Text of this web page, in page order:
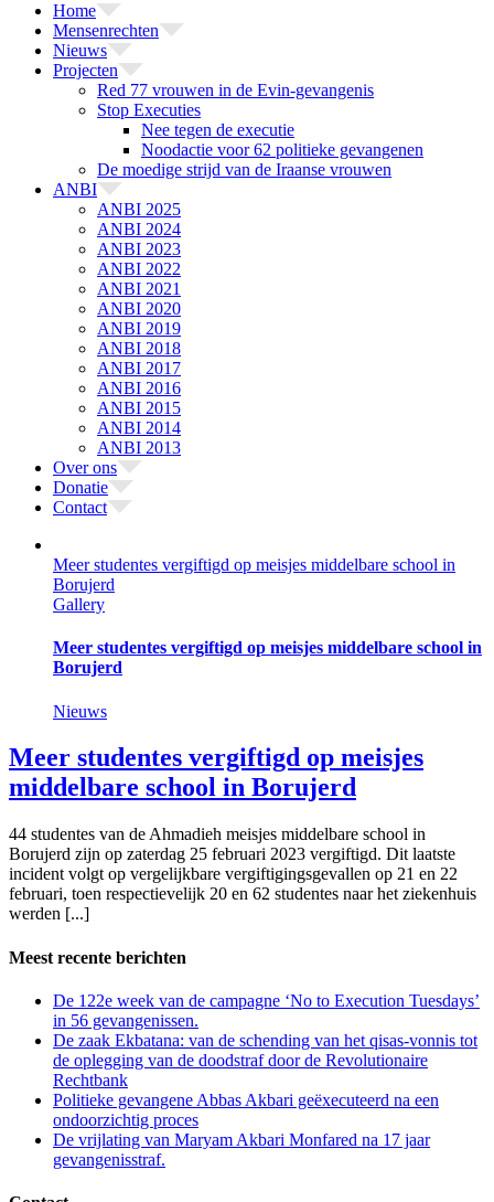
Home
Mensenrechten
Nieuws
Projecten
Red 77 vrouwen in de Evin-gevangenis
Stop Executies
Nee tegen de executie
Noodactie voor 62 politieke gevangenen
De moedige strijd van de Iraanse vrouwen
ANBI
ANBI 2025
ANBI 2024
ANBI 2023
ANBI 2022
ANBI 2021
ANBI 2020
ANBI 2019
ANBI 2018
ANBI 2017
ANBI 2016
ANBI 2015
ANBI 2014
ANBI 2013
Over ons
Donatie
Contact
Meer studentes vergiftigd op meisjes middelbare school in
Borujerd
Gallery
Meer studentes vergiftigd op meisjes middelbare school in
Borujerd
Nieuws
Meer studentes vergiftigd op meisjes
middelbare school in Borujerd
44 studentes van de Ahmadieh meisjes middelbare school in
Borujerd zijn op zaterdag 25 februari 2023 vergiftigd. Dit laatste
incident volgt op vergelijkbare vergiftigingsgevallen op 21 en 22
februari, toen respectievelijk 20 en 62 studentes naar het ziekenhuis
werden [...]
Meest recente berichten
De 122e week van de campagne ‘No to Execution Tuesdays’
in 56 gevangenissen.
De zaak Ekbatana: van de schending van het qisas-vonnis tot
de oplegging van de doodstraf door de Revolutionaire
Rechtbank
Politieke gevangene Abbas Akbari geëxecuteerd na een
ondoorzichtig proces
De vrijlating van Maryam Akbari Monfared na 17 jaar
gevangenisstraf.